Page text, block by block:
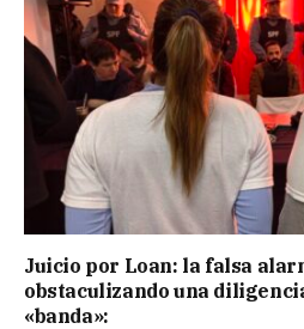
Juicio por Loan: la falsa
obstaculizando una
«banda»: